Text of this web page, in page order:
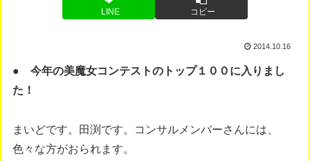
LINE コピー
2014.10.16
● 今年の美魔女コンテストのトップ１００に入りまし
た！
まいどです。田渕です。コンサルメンバーさんには、
色々な方がおられます。